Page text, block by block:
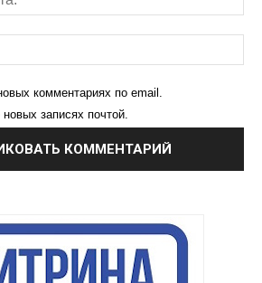
комментариях по email.
записях почтой.